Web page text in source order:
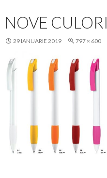
NOVE CULORI
29 IANUARIE 2019 797 × 600